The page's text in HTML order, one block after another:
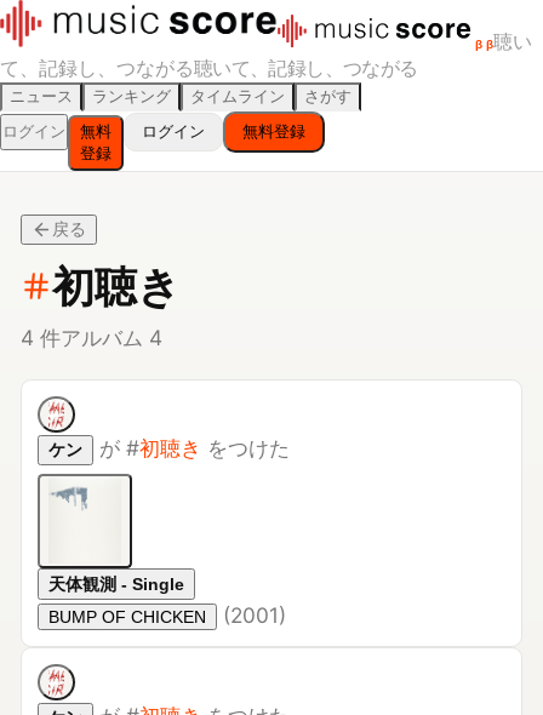
β β聴い
て、記録し、つながる聴いて、記録し、つながる
ニュース ランキング タイムライン
さがす
ログイン
無料
登録
ログイン 無料登録
戻る
初聴き
アルバム 4
ケン
BUMP OF CHICKEN
ケン